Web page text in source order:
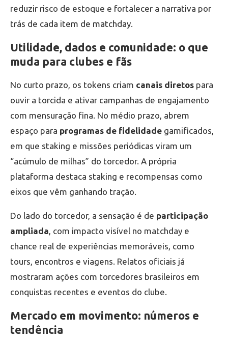
reduzir risco de estoque e fortalecer a narrativa por
trás de cada item de matchday.
Utilidade, dados e comunidade: o que
muda para clubes e fãs
No curto prazo, os tokens criam canais diretos para
ouvir a torcida e ativar campanhas de engajamento
com mensuração fina. No médio prazo, abrem
espaço para programas de fidelidade gamificados,
em que staking e missões periódicas viram um
“acúmulo de milhas” do torcedor. A própria
plataforma destaca staking e recompensas como
eixos que vêm ganhando tração.
Do lado do torcedor, a sensação é de participação
ampliada, com impacto visível no matchday e
chance real de experiências memoráveis, como
tours, encontros e viagens. Relatos oficiais já
mostraram ações com torcedores brasileiros em
conquistas recentes e eventos do clube.
Mercado em movimento: números e
tendência